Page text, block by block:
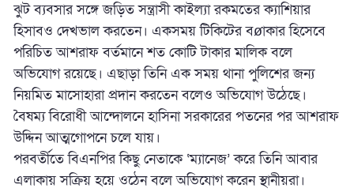
ঝুট ব্যবসার সঙ্গে জড়িত সন্ত্রাসী কাইল্যা রকমতের ক্যাশিয়ার
হিসাবও দেখভাল করতেন। একসময় টিকিটের বøাকার হিসেবে
পরিচিত আশরাফ বর্তমানে শত কোটি টাকার মালিক বলে
অভিযোগ রয়েছে। এছাড়া তিনি এক সময় থানা পুলিশের জন্য
নিয়মিত মাসোহারা প্রদান করতেন বলেও অভিযোগ উঠেছে।
বৈষম্য বিরোধী আন্দোলনে হাসিনা সরকারের পতনের পর আশরাফ
উদ্দিন আত্মগোপনে চলে যায়।
পরবর্তীতে বিএনপির কিছু নেতাকে ‘ম্যানেজ’ করে তিনি আবার
এলাকায় সক্রিয় হয়ে ওঠেন বলে অভিযোগ করেন স্থানীয়রা।